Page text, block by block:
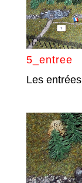
5_entree
Les entrées